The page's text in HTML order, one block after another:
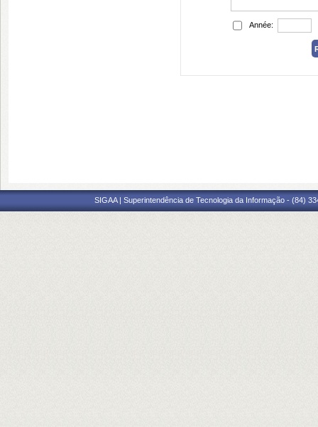
Année:
SIGAA | Superintendência de Tecnologia da Informação - (84)